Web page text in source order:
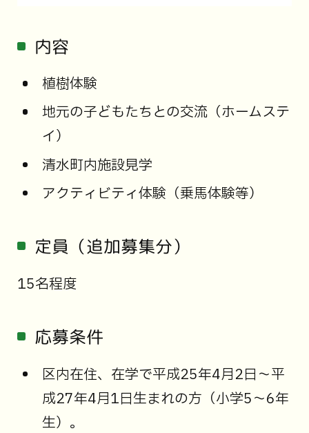
内容
植樹体験
地元の子どもたちとの交流（ホームステ
イ）
清水町内施設見学
アクティビティ体験（乗馬体験等）
定員（追加募集分）
15名程度
応募条件
区内在住、在学で平成25年4月2日～平
成27年4月1日生まれの方（小学5～6年
生）。